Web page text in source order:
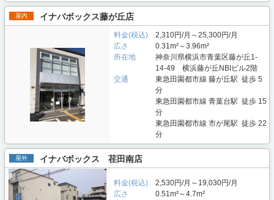
屋内 イナバボックス藤が丘店
料金(税込)
2,310円/月～25,300円/月
広さ
0.31m²～3.96m²
所在地
神奈川県横浜市青葉区藤が丘1-
14-49 横浜藤が丘NBIビル2階
交通
東急田園都市線 藤が丘駅 徒歩 5
分
東急田園都市線 青葉台駅 徒歩 15
分
東急田園都市線 市が尾駅 徒歩 22
分
屋外 イナバボックス 荏田南店
料金(税込)
2,530円/月～19,030円/月
広さ
0.51m²～4.7m²